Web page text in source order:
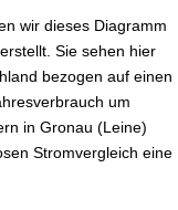
wir dieses Diagramm
Sie sehen hier
bezogen auf einen
um
in Gronau (Leine)
Stromvergleich eine